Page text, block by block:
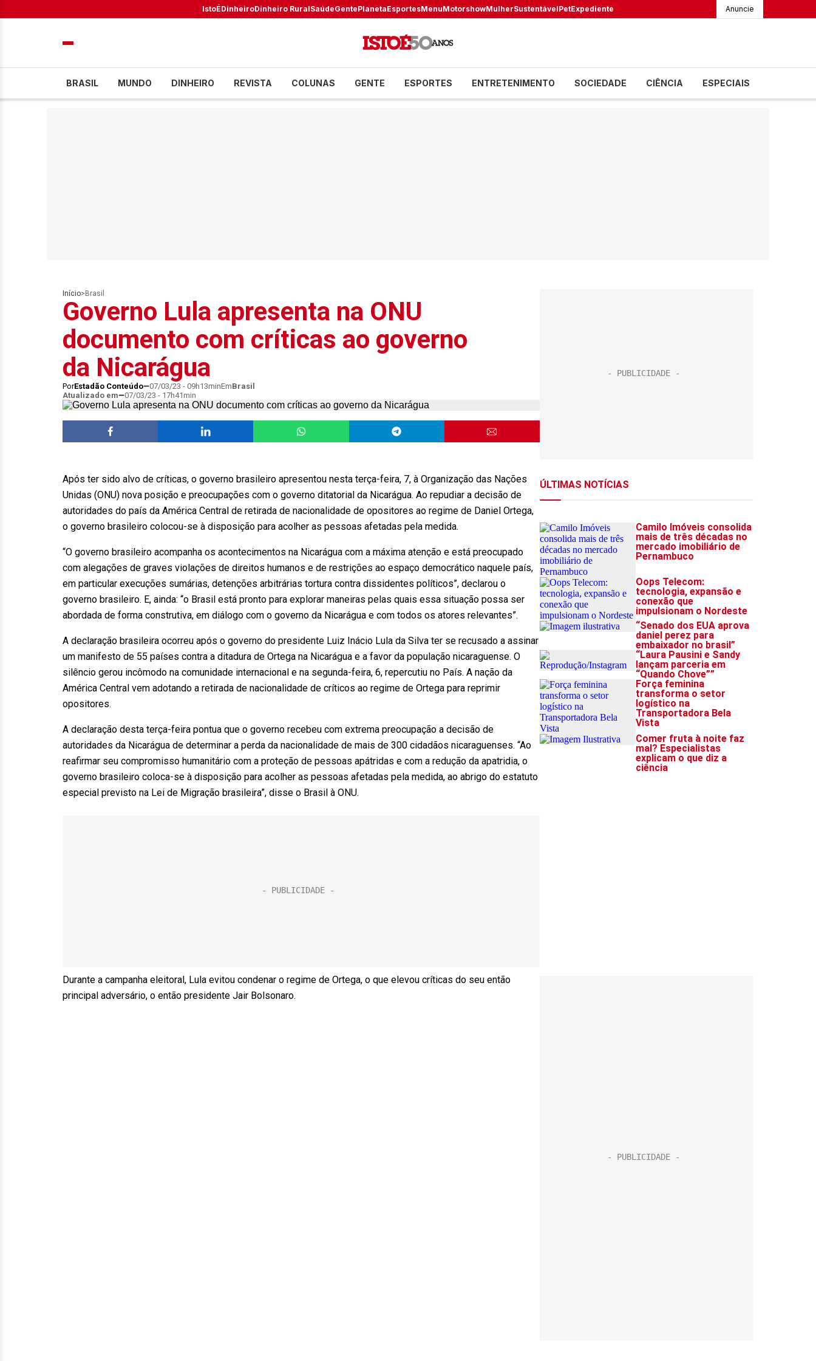
IstoÉDinheiroDinheiro RuralSaúdeGentePlanetaEsportesMenuMotorshowMulherSustentávelPetExpediente Anuncie
BRASIL MUNDO DINHEIRO REVISTA COLUNAS GENTE ESPORTES ENTRETENIMENTO SOCIEDADE CIÊNCIA ESPECIAIS
Início> Brasil
Governo Lula apresenta na ONU
documento com críticas ao governo
da Nicarágua
PorEstadão Conteúdo 07/03/23 - 09h13minEmBrasil
Atualizado em
07/03/23 - 17h41min
Após ter sido alvo de críticas, o governo brasileiro apresentou nesta terça-feira, 7, à Organização das Nações
Unidas (ONU) nova posição e preocupações com o governo ditatorial da Nicarágua. Ao repudiar a decisão de
autoridades do país da América Central de retirada de nacionalidade de opositores ao regime de Daniel Ortega,
o governo brasileiro colocou-se à disposição para acolher as pessoas afetadas pela medida.
“O governo brasileiro acompanha os acontecimentos na Nicarágua com a máxima atenção e está preocupado
com alegações de graves violações de direitos humanos e de restrições ao espaço democrático naquele país,
em particular execuções sumárias, detenções arbitrárias tortura contra dissidentes políticos”, declarou o
governo brasileiro. E, ainda: “o Brasil está pronto para explorar maneiras pelas quais essa situação possa ser
abordada de forma construtiva, em diálogo com o governo da Nicarágua e com todos os atores relevantes”.
A declaração brasileira ocorreu após o governo do presidente Luiz Inácio Lula da Silva ter se recusado a assinar
um manifesto de 55 países contra a ditadura de Ortega na Nicarágua e a favor da população nicaraguense. O
silêncio gerou incômodo na comunidade internacional e na segunda-feira, 6, repercutiu no País. A nação da
América Central vem adotando a retirada de nacionalidade de críticos ao regime de Ortega para reprimir
opositores.
A declaração desta terça-feira pontua que o governo recebeu com extrema preocupação a decisão de
autoridades da Nicarágua de determinar a perda da nacionalidade de mais de 300 cidadãos nicaraguenses. “Ao
reafirmar seu compromisso humanitário com a proteção de pessoas apátridas e com a redução da apatridia, o
governo brasileiro coloca-se à disposição para acolher as pessoas afetadas pela medida, ao abrigo do estatuto
especial previsto na Lei de Migração brasileira”, disse o Brasil à ONU.
Durante a campanha eleitoral, Lula evitou condenar o regime de Ortega, o que elevou críticas do seu então
principal adversário, o então presidente Jair Bolsonaro.